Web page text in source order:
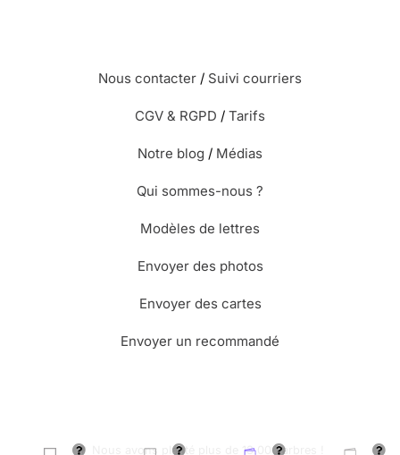
Nous contacter / Suivi courriers
CGV & RGPD / Tarifs
Notre blog / Médias
Qui sommes-nous ?
Modèles de lettres
Envoyer des photos
Envoyer des cartes
Envoyer un recommandé
🌳 Nous avons planté plus de 13.000 arbres !